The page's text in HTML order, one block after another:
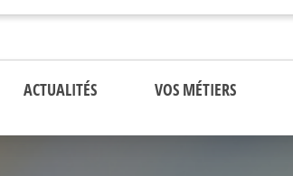
ACTUALITÉS VOS MÉTIERS